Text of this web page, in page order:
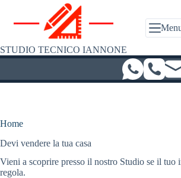
contenuto
STUDIO TECNICO IANNONE
Home
Devi vendere la tua casa
Vieni a scoprire presso il nostro Studio se il tuo
regola.